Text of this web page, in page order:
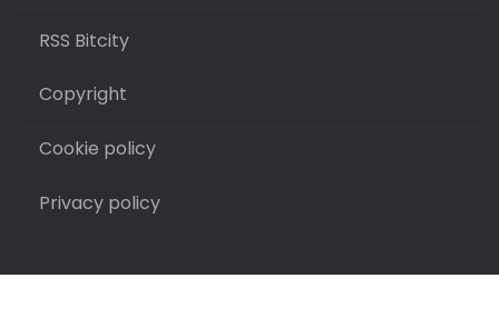
RSS Bitcity
Copyright
Cookie policy
Privacy policy